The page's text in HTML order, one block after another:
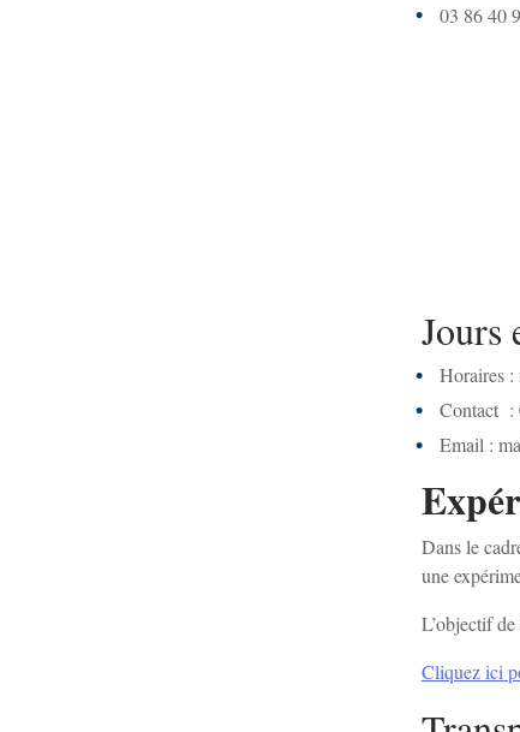
03 86 40
Jours
Horaires :
Contact :
Email :
Dans le
une
L’objectif
Cliquez ici